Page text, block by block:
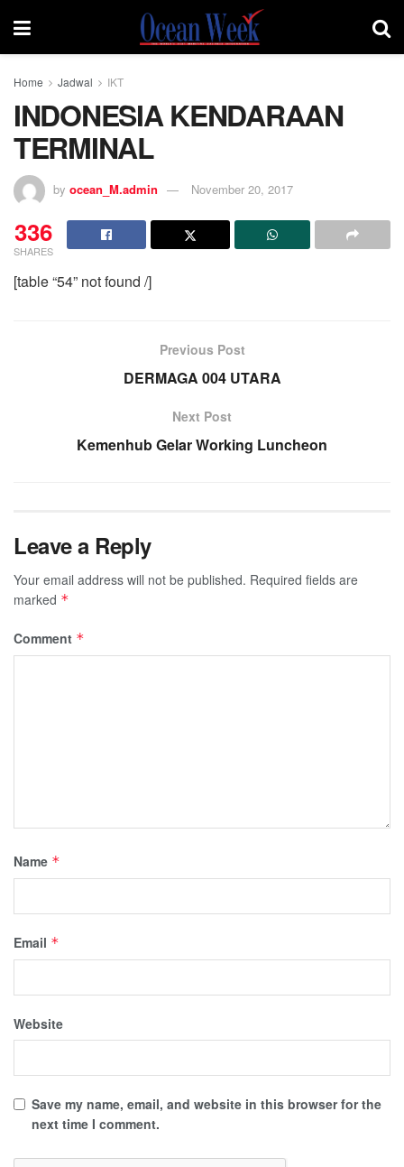
Home Jadwal IKT
INDONESIA KENDARAAN
TERMINAL
by ocean_M.admin November 20, 2017
336
SHARES
[table “54” not found /]
Previous Post
DERMAGA 004 UTARA
Next Post
Kemenhub Gelar Working Luncheon
Leave a Reply
Your email address will not be published. Required fields are
marked *
Comment *
Name *
Email *
Website
Save my name, email, and website in this browser for the
next time I comment.